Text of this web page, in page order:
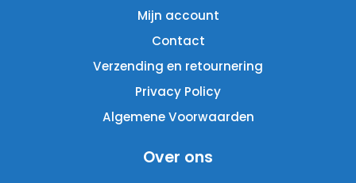
Mijn account
Contact
Verzending en retournering
Privacy Policy
Algemene Voorwaarden
Over ons